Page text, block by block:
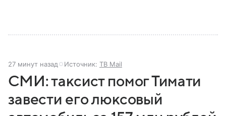
27 минут назад Источник: ТВ Mail
СМИ: таксист помог Тимати
завести его люксовый